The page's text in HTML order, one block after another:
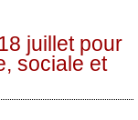
juillet pour
sociale et